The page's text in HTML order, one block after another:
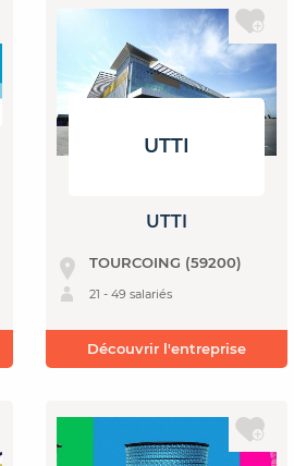
UTTI
UTTI
TOURCOING (59200)
21 - 49 salariés
Découvrir l'entreprise